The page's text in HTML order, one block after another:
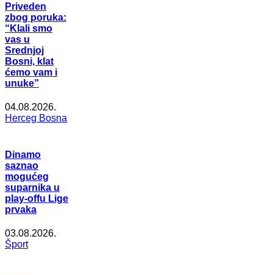
Priveden
zbog poruka:
“Klali smo
vas u
Srednjoj
Bosni, klat
ćemo vam i
unuke”
04.08.2026.
Herceg Bosna
Dinamo
saznao
mogućeg
suparnika u
play-offu Lige
prvaka
03.08.2026.
Šport